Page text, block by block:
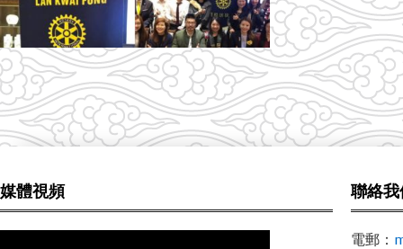
媒體視頻 聯絡我
電郵：